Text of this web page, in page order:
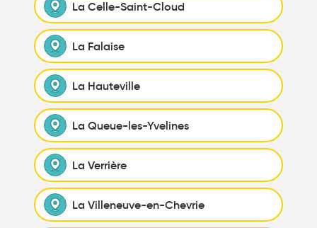
La Celle-Saint-Cloud
La Falaise
La Hauteville
La Queue-les-Yvelines
La Verrière
La Villeneuve-en-Chevrie